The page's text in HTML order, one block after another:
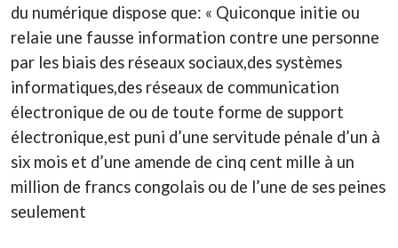
du numérique dispose que: « Quiconque initie ou
relaie une fausse information contre une personne
par les biais des réseaux sociaux,des systèmes
informatiques,des réseaux de communication
électronique de ou de toute forme de support
électronique,est puni d’une servitude pénale d’un à
six mois et d’une amende de cinq cent mille à un
million de francs congolais ou de l’une de ses peines
seulement